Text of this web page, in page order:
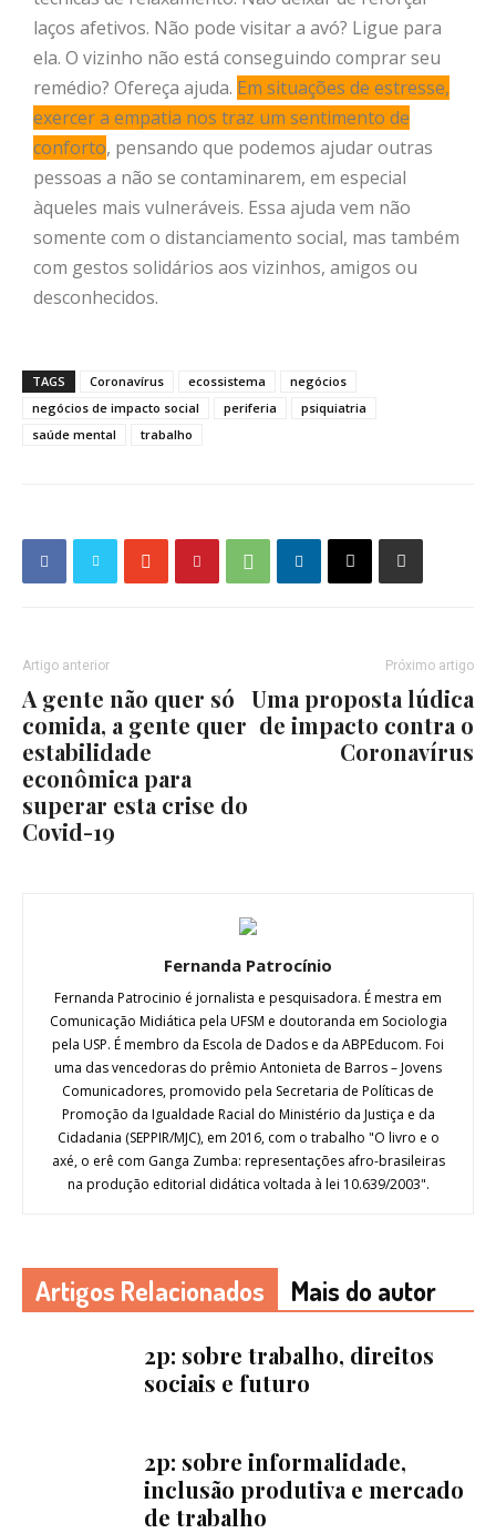
laços afetivos. Não pode visitar a avó? Ligue para
ela. O vizinho não está conseguindo comprar seu
remédio? Ofereça ajuda. Em situações de estresse,
exercer a empatia nos traz um sentimento de
conforto, pensando que podemos ajudar outras
pessoas a não se contaminarem, em especial
àqueles mais vulneráveis. Essa ajuda vem não
somente com o distanciamento social, mas também
com gestos solidários aos vizinhos, amigos ou
desconhecidos.
TAGS Coronavírus ecossistema
negócios
negócios de impacto social
periferia
psiquiatria
saúde mental
trabalho
Artigo anterior
A gente não quer só
comida, a gente quer
estabilidade
econômica para
superar esta crise do
Covid-19
Próximo artigo
Uma proposta lúdica
de impacto contra o
Coronavírus
Fernanda Patrocínio
Fernanda Patrocinio é jornalista e pesquisadora. É mestra em
Comunicação Midiática pela UFSM e doutoranda em Sociologia
pela USP. É membro da Escola de Dados e da ABPEducom. Foi
uma das vencedoras do prêmio Antonieta de Barros – Jovens
Comunicadores, promovido pela Secretaria de Políticas de
Promoção da Igualdade Racial do Ministério da Justiça e da
Cidadania (SEPPIR/MJC), em 2016, com o trabalho "O livro e o
axé, o erê com Ganga Zumba: representações afro-brasileiras
na produção editorial didática voltada à lei 10.639/2003".
Artigos Relacionados Mais do autor
2p: sobre trabalho, direitos
sociais e futuro
2p: sobre informalidade,
inclusão produtiva e mercado
de trabalho